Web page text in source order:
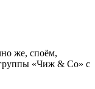
же, споём,
«Чиж & Co» c